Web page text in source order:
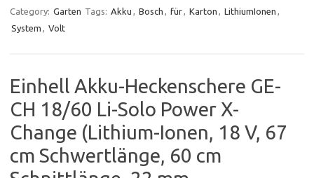
Category: Garten Tags: Akku , Bosch , für, Karton , LithiumIonen ,
System , Volt
Einhell Akku-Heckenschere GE-
CH 18/60 Li-Solo Power X-
Change (Lithium-Ionen, 18 V, 67
cm Schwertlänge, 60 cm